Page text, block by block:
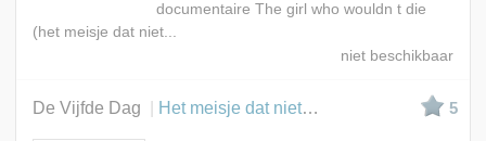
documentaire The girl who wouldn t die
(het meisje dat niet...
De Vijfde Dag Het meisje dat niet sterven wilde 5